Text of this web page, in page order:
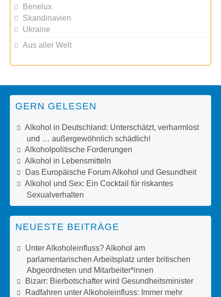
Benelux
Skandinavien
Ukraine
Aus aller Welt
GERN GELESEN
Alkohol in Deutschland: Unterschätzt, verharmlost
und … außergewöhnlich schädlich!
Alkoholpolitische Forderungen
Alkohol in Lebensmitteln
Das Europäische Forum Alkohol und Gesundheit
Alkohol und Sex: Ein Cocktail für riskantes
Sexualverhalten
NEUESTE BEITRÄGE
Unter Alkoholeinfluss? Alkohol am
parlamentarischen Arbeitsplatz unter britischen
Abgeordneten und Mitarbeiter*innen
Bizarr: Bierbotschafter wird Gesundheitsminister
Radfahren unter Alkoholeinfluss: Immer mehr